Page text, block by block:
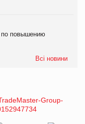
повышению
Всі новини